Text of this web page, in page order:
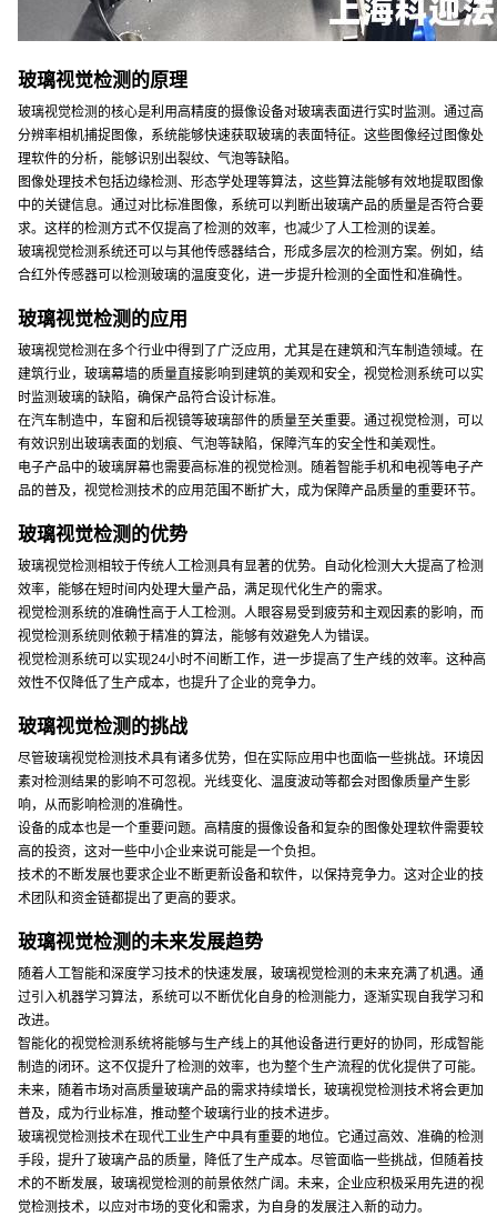
玻璃视觉检测的原理
玻璃视觉检测的核心是利用高精度的摄像设备对玻璃表面进行实时监测。通过高
分辨率相机捕捉图像，系统能够快速获取玻璃的表面特征。这些图像经过图像处
理软件的分析，能够识别出裂纹、气泡等缺陷。
图像处理技术包括边缘检测、形态学处理等算法，这些算法能够有效地提取图像
中的关键信息。通过对比标准图像，系统可以判断出玻璃产品的质量是否符合要
求。这样的检测方式不仅提高了检测的效率，也减少了人工检测的误差。
玻璃视觉检测系统还可以与其他传感器结合，形成多层次的检测方案。例如，结
合红外传感器可以检测玻璃的温度变化，进一步提升检测的全面性和准确性。
玻璃视觉检测的应用
玻璃视觉检测在多个行业中得到了广泛应用，尤其是在建筑和汽车制造领域。在
建筑行业，玻璃幕墙的质量直接影响到建筑的美观和安全，视觉检测系统可以实
时监测玻璃的缺陷，确保产品符合设计标准。
在汽车制造中，车窗和后视镜等玻璃部件的质量至关重要。通过视觉检测，可以
有效识别出玻璃表面的划痕、气泡等缺陷，保障汽车的安全性和美观性。
电子产品中的玻璃屏幕也需要高标准的视觉检测。随着智能手机和电视等电子产
品的普及，视觉检测技术的应用范围不断扩大，成为保障产品质量的重要环节。
玻璃视觉检测的优势
玻璃视觉检测相较于传统人工检测具有显著的优势。自动化检测大大提高了检测
效率，能够在短时间内处理大量产品，满足现代化生产的需求。
视觉检测系统的准确性高于人工检测。人眼容易受到疲劳和主观因素的影响，而
视觉检测系统则依赖于精准的算法，能够有效避免人为错误。
视觉检测系统可以实现24小时不间断工作，进一步提高了生产线的效率。这种高
效性不仅降低了生产成本，也提升了企业的竞争力。
玻璃视觉检测的挑战
尽管玻璃视觉检测技术具有诸多优势，但在实际应用中也面临一些挑战。环境因
素对检测结果的影响不可忽视。光线变化、温度波动等都会对图像质量产生影
响，从而影响检测的准确性。
设备的成本也是一个重要问题。高精度的摄像设备和复杂的图像处理软件需要较
高的投资，这对一些中小企业来说可能是一个负担。
技术的不断发展也要求企业不断更新设备和软件，以保持竞争力。这对企业的技
术团队和资金链都提出了更高的要求。
玻璃视觉检测的未来发展趋势
随着人工智能和深度学习技术的快速发展，玻璃视觉检测的未来充满了机遇。通
过引入机器学习算法，系统可以不断优化自身的检测能力，逐渐实现自我学习和
改进。
智能化的视觉检测系统将能够与生产线上的其他设备进行更好的协同，形成智能
制造的闭环。这不仅提升了检测的效率，也为整个生产流程的优化提供了可能。
未来，随着市场对高质量玻璃产品的需求持续增长，玻璃视觉检测技术将会更加
普及，成为行业标准，推动整个玻璃行业的技术进步。
玻璃视觉检测技术在现代工业生产中具有重要的地位。它通过高效、准确的检测
手段，提升了玻璃产品的质量，降低了生产成本。尽管面临一些挑战，但随着技
术的不断发展，玻璃视觉检测的前景依然广阔。未来，企业应积极采用先进的视
觉检测技术，以应对市场的变化和需求，为自身的发展注入新的动力。